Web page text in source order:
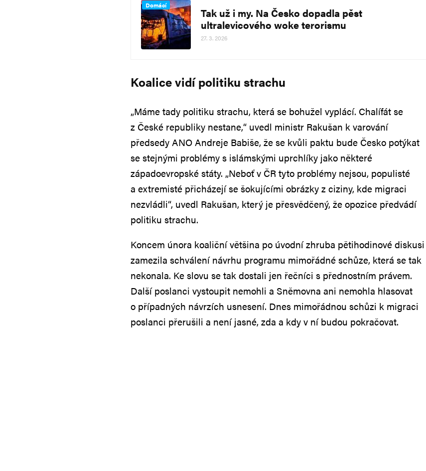
Domácí
Tak už i my. Na Česko dopadla pěst
ultralevicového woke terorismu
27. 3. 2026
Koalice vidí politiku strachu
„Máme tady politiku strachu, která se bohužel vyplácí. Chalífát se
z České republiky nestane,“ uvedl ministr Rakušan k varování
předsedy ANO Andreje Babiše, že se kvůli paktu bude Česko potýkat
se stejnými problémy s islámskými uprchlíky jako některé
západoevropské státy. „Neboť v ČR tyto problémy nejsou, populisté
a extremisté přicházejí se šokujícími obrázky z ciziny, kde migraci
nezvládli“, uvedl Rakušan, který je přesvědčený, že opozice předvádí
politiku strachu.
Koncem února koaliční většina po úvodní zhruba pětihodinové diskusi
zamezila schválení návrhu programu mimořádné schůze, která se tak
nekonala. Ke slovu se tak dostali jen řečníci s přednostním právem.
Další poslanci vystoupit nemohli a Sněmovna ani nemohla hlasovat
o případných návrzích usnesení. Dnes mimořádnou schůzi k migraci
poslanci přerušili a není jasné, zda a kdy v ní budou pokračovat.